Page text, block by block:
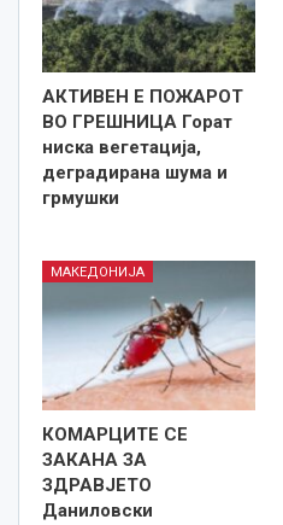
АКТИВЕН Е ПОЖАРОТ
ВО ГРЕШНИЦА Горат
ниска вегетација,
деградирана шума и
грмушки
МАКЕДОНИЈА
КОМАРЦИТЕ СЕ
ЗАКАНА ЗА
ЗДРАВЈЕТО
Даниловски